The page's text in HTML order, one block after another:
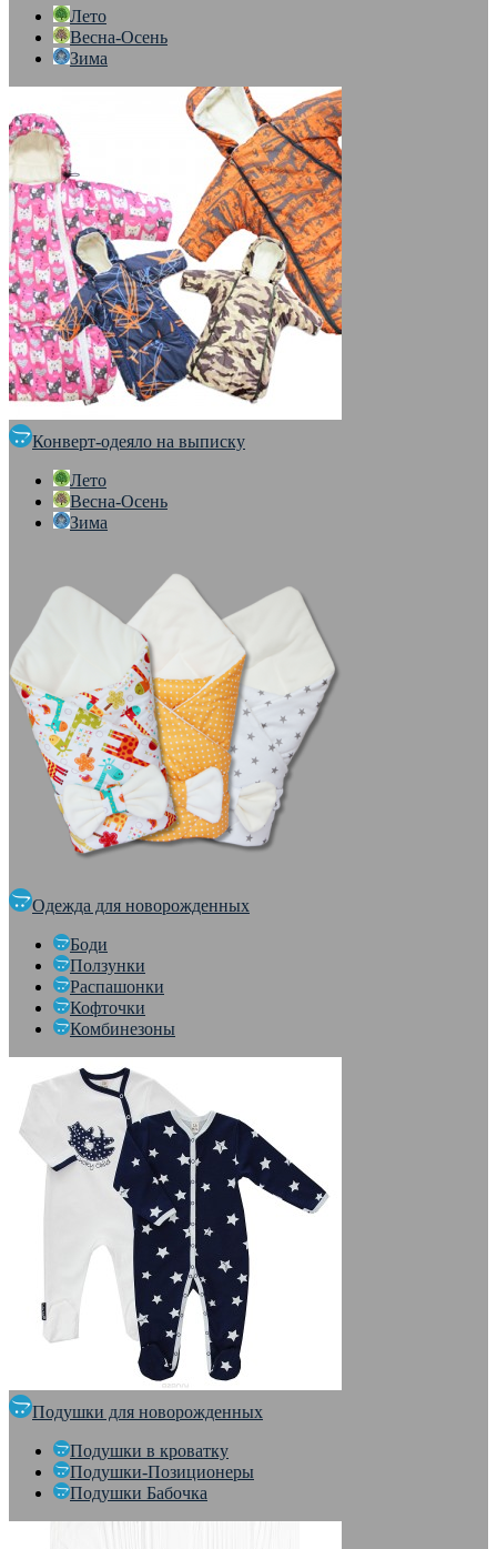
Лето
Весна-Осень
Зима
Конверт-одеяло на выписку
Лето
Весна-Осень
Зима
Одежда для новорожденных
Боди
Ползунки
Распашонки
Кофточки
Комбинезоны
Подушки для новорожденных
Подушки в кроватку
Подушки-Позиционеры
Подушки Бабочка